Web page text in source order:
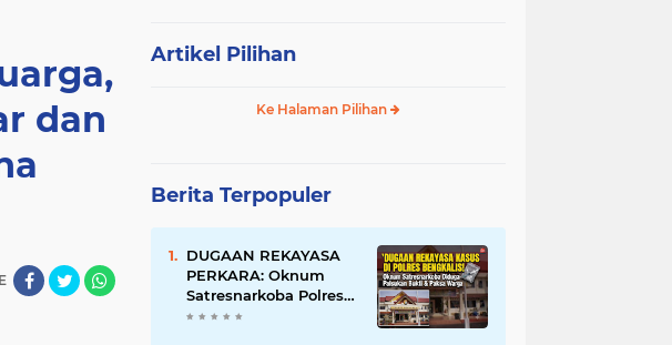
dan
Artikel Pilihan
Ke Halaman Pilihan
Berita Terpopuler
DUGAAN REKAYASA
PERKARA: Oknum
Satresnarkoba Polres
Bengkalis Diduga